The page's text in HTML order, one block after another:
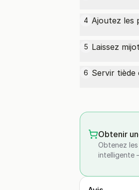
4 Ajoutez les
5 Laissez
6 Servir tiède
Obtenir
Obtenez
intelligente